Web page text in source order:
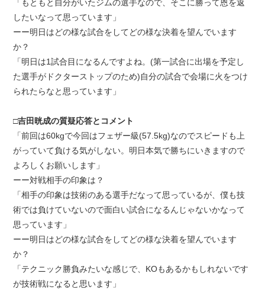
「もともと自分がいたジムの選手なので、そこに勝って恩を返
したいなって思っています」
ーー明日はどの様な試合をしてどの様な決着を望んでいます
か？
「明日は1試合目になるんですよね。(第一試合に出場を予定し
た選手がドクターストップのため)自分の試合で会場に火をつけ
られたらなと思っています」
□吉田晄成の質疑応答とコメント
「前回は60kgで今回はフェザー級(57.5kg)なのでスピードも上
がっていて負ける気がしない。明日本気で勝ちにいきますので
よろしくお願いします」
ーー対戦相手の印象は？
「相手の印象は技術のある選手だなって思っているが、僕も技
術では負けていないので面白い試合になるんじゃないかなって
思っています」
ーー明日はどの様な試合をしてどの様な決着を望んでいます
か？
「テクニック勝負みたいな感じで、KOもあるかもしれないです
が技術戦になると思います」